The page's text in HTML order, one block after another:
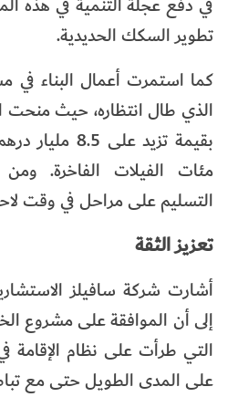
تطوير السكك الحديدية.
كما استمرت أعمال البناء
الذي طال انتظاره، حيث منحت
مئات الفيلات الفاخرة.
التسليم على مراحل في وقت
تعزيز الثقة
أشارت شركة سافيلز
إلى أن الموافقة على مشروع
التي طرأت على نظام الإقامة
على المدى الطويل حتى مع